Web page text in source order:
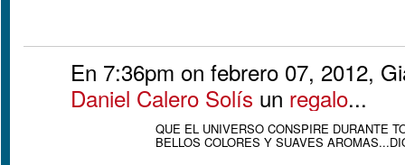
En 7:36pm on febrero 07, 2012,
Daniel Calero Solís un regalo...
QUE EL UNIVERSO CONSPIRE DURANTE
BELLOS COLORES Y SUAVES